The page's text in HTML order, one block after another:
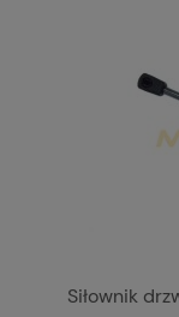
Siłownik